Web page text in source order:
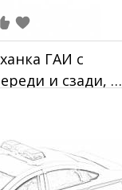
ГАИ с
и сзади, с